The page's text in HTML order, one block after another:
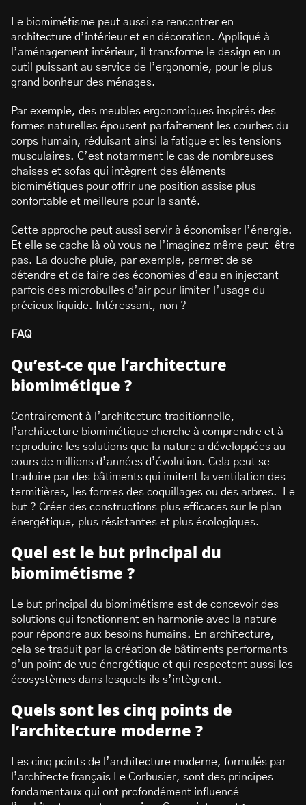
Le biomimétisme peut aussi se rencontrer en
architecture d’intérieur et en décoration. Appliqué à
l’aménagement intérieur, il transforme le design en un
outil puissant au service de l’ergonomie, pour le plus
grand bonheur des ménages.
Par exemple, des meubles ergonomiques inspirés des
formes naturelles épousent parfaitement les courbes du
corps humain, réduisant ainsi la fatigue et les tensions
musculaires. C’est notamment le cas de nombreuses
chaises et sofas qui intègrent des éléments
biomimétiques pour offrir une position assise plus
confortable et meilleure pour la santé.
Cette approche peut aussi servir à économiser l’énergie.
Et elle se cache là où vous ne l’imaginez même peut-être
pas. La douche pluie, par exemple, permet de se
détendre et de faire des économies d’eau en injectant
parfois des microbulles d’air pour limiter l’usage du
précieux liquide. Intéressant, non ?
FAQ
Qu’est-ce que l’architecture
biomimétique ?
Contrairement à l’architecture traditionnelle,
l’architecture biomimétique cherche à comprendre et à
reproduire les solutions que la nature a développées au
cours de millions d’années d’évolution. Cela peut se
traduire par des bâtiments qui imitent la ventilation des
termitières, les formes des coquillages ou des arbres. Le
but ? Créer des constructions plus efficaces sur le plan
énergétique, plus résistantes et plus écologiques.
Quel est le but principal du
biomimétisme ?
Le but principal du biomimétisme est de concevoir des
solutions qui fonctionnent en harmonie avec la nature
pour répondre aux besoins humains. En architecture,
cela se traduit par la création de bâtiments performants
d’un point de vue énergétique et qui respectent aussi les
écosystèmes dans lesquels ils s’intègrent.
Quels sont les cinq points de
l’architecture moderne ?
Les cinq points de l’architecture moderne, formulés par
l’architecte français Le Corbusier, sont des principes
fondamentaux qui ont profondément influencé